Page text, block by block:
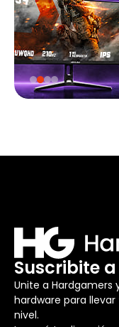
Suscribite
Unite a Hardgamers
hardware para
nivel.